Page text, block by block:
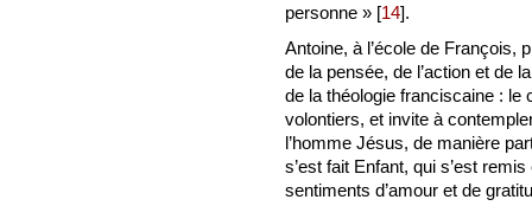
personne » [14].
Antoine, à l’école de François,
de la pensée, de l’action et de
de la théologie franciscaine :
volontiers, et invite à
l’homme Jésus, de manière
s’est fait Enfant, qui s’est
sentiments d’amour et de